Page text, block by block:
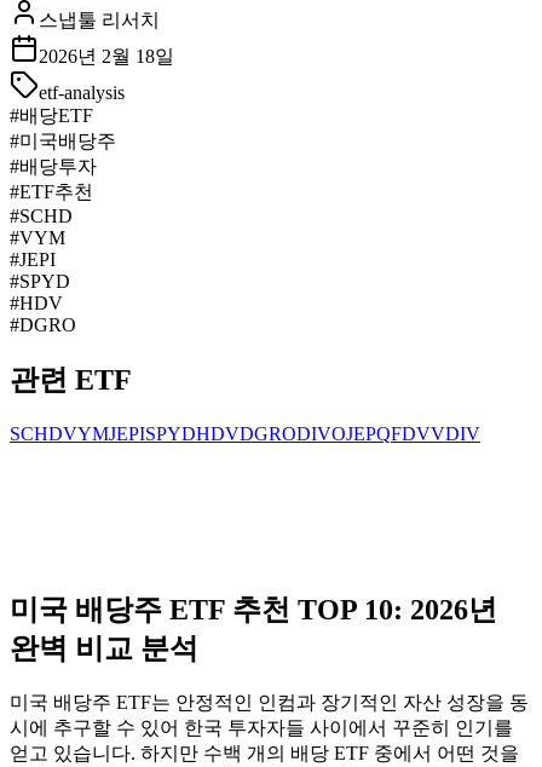
스냅툴 리서치
2026년 2월 18일
etf-analysis
#배당ETF
#미국배당주
#배당투자
#ETF추천
#SCHD
#VYM
#JEPI
#SPYD
#HDV
#DGRO
관련 ETF
SCHDVYMJEPISPYDHDVDGRODIVOJEPQFDVVDIV
미국 배당주 ETF 추천 TOP 10: 2026년
완벽 비교 분석
미국 배당주 ETF는 안정적인 인컴과 장기적인 자산 성장을 동
시에 추구할 수 있어 한국 투자자들 사이에서 꾸준히 인기를
얻고 있습니다. 하지만 수백 개의 배당 ETF 중에서 어떤 것을